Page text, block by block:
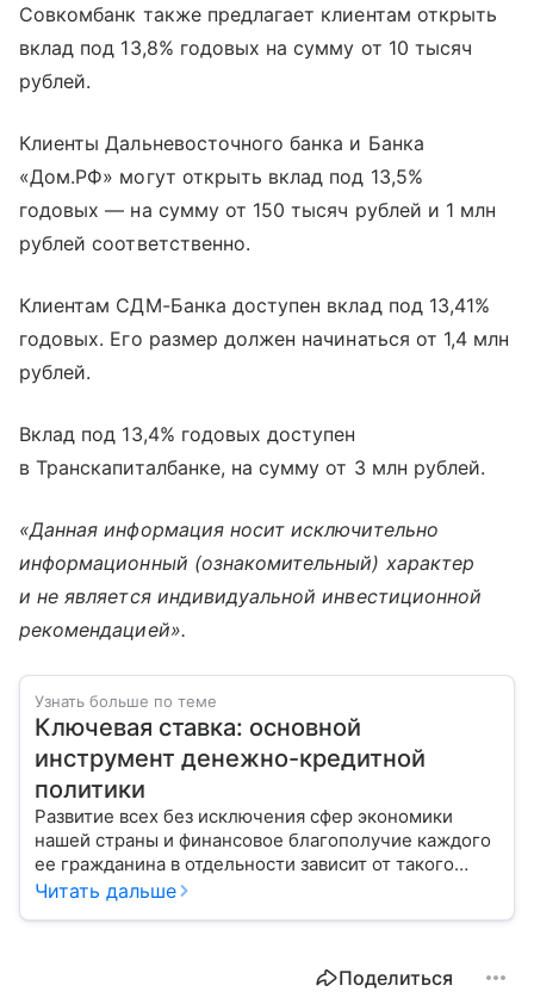
Совкомбанк также предлагает клиентам открыть
вклад под 13,8% годовых на сумму от 10 тысяч
рублей.
Клиенты Дальневосточного банка и Банка
«Дом.РФ» могут открыть вклад под 13,5%
годовых — на сумму от 150 тысяч рублей и 1 млн
рублей соответственно.
Клиентам СДМ-Банка доступен вклад под 13,41%
годовых. Его размер должен начинаться от 1,4 млн
рублей.
Вклад под 13,4% годовых доступен
в Транскапиталбанке, на сумму от 3 млн рублей.
«Данная информация носит исключительно
информационный (ознакомительный) характер
и не является индивидуальной инвестиционной
рекомендацией».
Узнать больше по теме
Ключевая ставка: основной
инструмент денежно-кредитной
политики
Развитие всех без исключения сфер экономики
нашей страны и финансовое благополучие каждого
ее гражданина в отдельности зависит от такого
показателя, как ключевая ставка. От чего зависит
Читать дальше
Поделиться